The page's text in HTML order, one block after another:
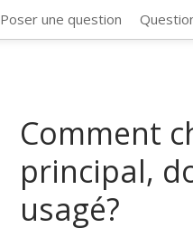
Poser une question
Comment
principal,
usagé?